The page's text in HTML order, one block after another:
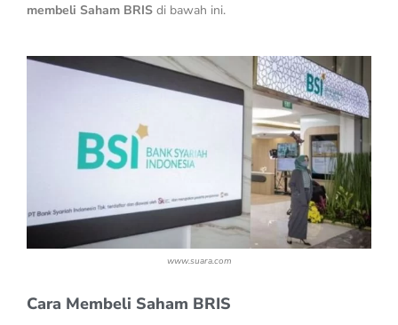
membeli Saham BRIS di bawah ini.
www.suara.com
Cara Membeli Saham BRIS